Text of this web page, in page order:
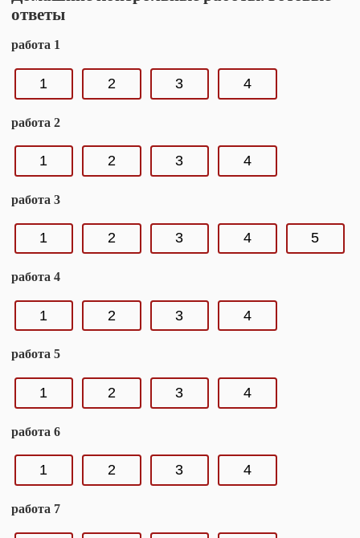
ответы
работа 1
1 2 3 4
работа 2
1 2 3 4
работа 3
1 2 3 4 5
работа 4
1 2 3 4
работа 5
1 2 3 4
работа 6
1 2 3 4
работа 7